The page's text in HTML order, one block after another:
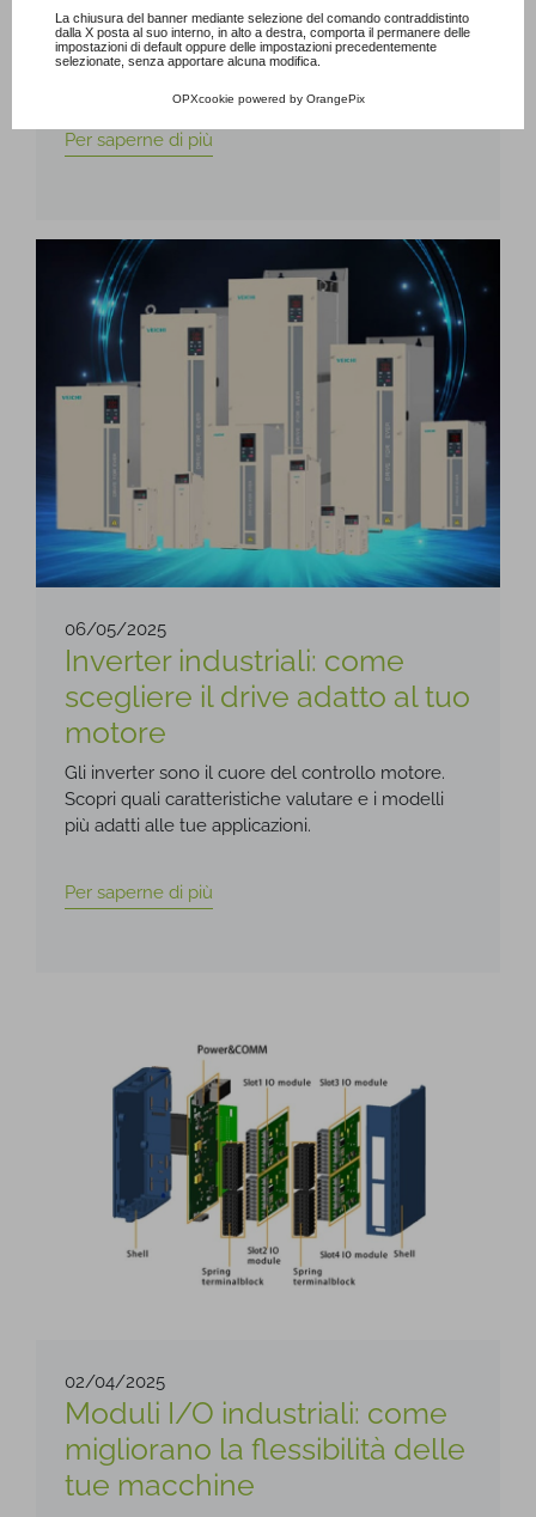
Consulta l'informativa cookie completa.
La chiusura del banner mediante selezione del comando contraddistinto
dalla X posta al suo interno, in alto a destra, comporta il permanere delle
impostazioni di default oppure delle impostazioni precedentemente
selezionate, senza apportare alcuna modifica.
OPXcookie powered by OrangePix
Scopri come proteggere la connettività OT con
switch e gateway industriali robusti e affidabili per
ambienti difficili.
Per saperne di più
06/05/2025
Inverter industriali: come
scegliere il drive adatto al tuo
motore
Gli inverter sono il cuore del controllo motore.
Scopri quali caratteristiche valutare e i modelli
più adatti alle tue applicazioni.
Per saperne di più
02/04/2025
Moduli I/O industriali: come
migliorano la flessibilità delle
tue macchine